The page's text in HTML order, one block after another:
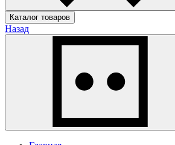
Каталог товаров
Назад